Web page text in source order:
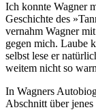
Ich konnte Wagner
Geschichte des
vernahm Wagner
gegen mich. Laube
selbst lese er
weitem nicht so
In Wagners
Abschnitt über